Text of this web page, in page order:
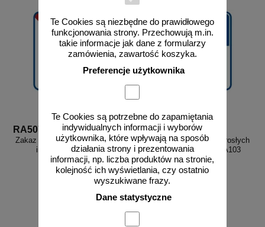
Te Cookies są niezbędne do prawidłowego
funkcjonowania strony. Przechowują m.in.
takie informacje jak dane z formularzy
zamówienia, zawartość koszyka.
Preferencje użytkownika
Te Cookies są potrzebne do zapamiętania
indywidualnych informacji i wyborów
użytkownika, które wpływają na sposób
działania strony i prezentowania
informacji, np. liczba produktów na stronie,
kolejność ich wyświetlania, czy ostatnio
wyszukiwane frazy.
Dane statystyczne
RA507
Zakaz wprowadzania psów - znak
informacyjny - RA507
RA103
Dzieci tylko pod opieką dorosłych
- znak informacyjny - RA103